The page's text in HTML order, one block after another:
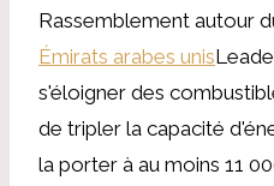
Rassemblement autour
Émirats arabes unis
s'éloigner des
de tripler la capacité
la porter à au moins 11